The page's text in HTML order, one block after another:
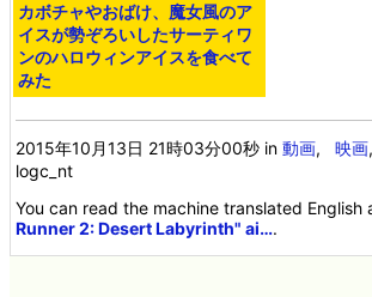
カボチャやおばけ、魔女風のア
イスが勢ぞろいしたサーティワ
ンのハロウィンアイスを食べて
みた
2015年10月13日 21時03分00秒 in動画,映画
logc_nt
You can read the machine translated
Runner 2: Desert Labyrinth" ai….